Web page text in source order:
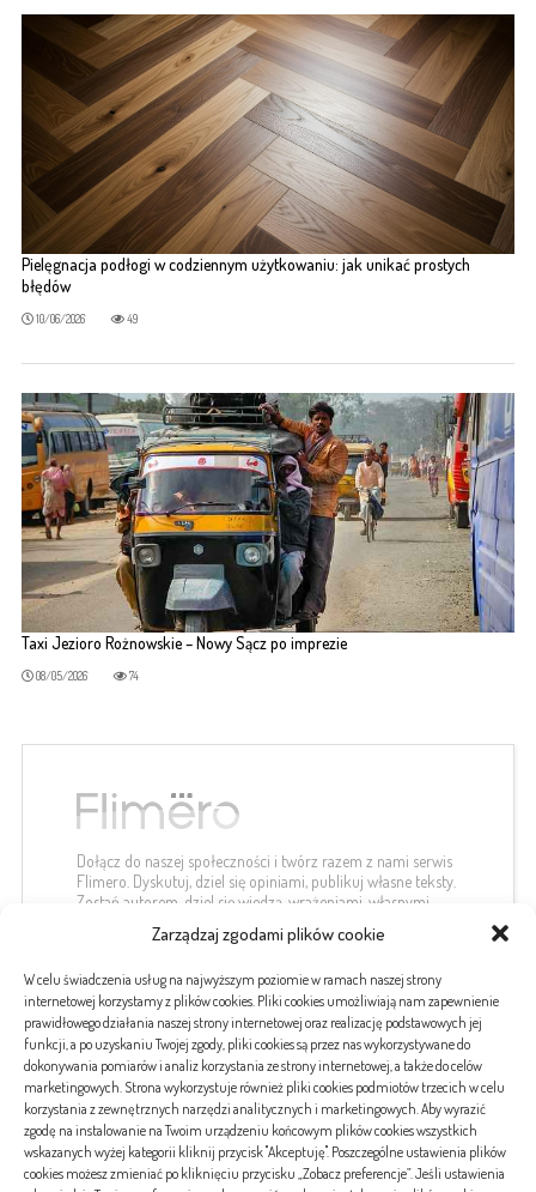
Zarządzaj zgodami plików cookie
W celu świadczenia usług na najwyższym poziomie w ramach naszej strony
internetowej korzystamy z plików cookies. Pliki cookies umożliwiają nam zapewnienie
prawidłowego działania naszej strony internetowej oraz realizację podstawowych jej
funkcji, a po uzyskaniu Twojej zgody, pliki cookies są przez nas wykorzystywane do
dokonywania pomiarów i analiz korzystania ze strony internetowej, a także do celów
marketingowych. Strona wykorzystuje również pliki cookies podmiotów trzecich w celu
korzystania z zewnętrznych narzędzi analitycznych i marketingowych. Aby wyrazić
zgodę na instalowanie na Twoim urządzeniu końcowym plików cookies wszystkich
wskazanych wyżej kategorii kliknij przycisk "Akceptuję". Poszczególne ustawienia plików
cookies możesz zmieniać po kliknięciu przycisku „Zobacz preferencje”. Jeśli ustawienia
Pielęgnacja podłogi w codziennym użytkowaniu: jak unikać prostych
błędów
10/06/2026 49
Taxi Jezioro Rożnowskie – Nowy Sącz po imprezie
08/05/2026 74
Dołącz do naszej społeczności i twórz razem z nami serwis
Flimero. Dyskutuj, dziel się opiniami, publikuj własne teksty.
Zostań autorem, dziel się wiedzą, wrażeniami, własnymi
#etykiety
banki choroby covid-19 koronawirus kredyt kredyty pogrzeb serce tatuaż
tatuaże turystyka wakacje wirusy zdrowie